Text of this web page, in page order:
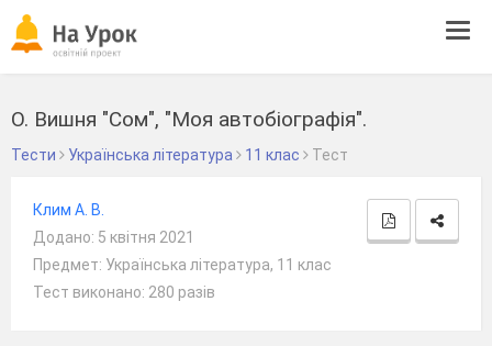
О. Вишня "Сом", "Моя автобіографія".
Тести Українська література 11 клас Тест
Клим А. В.
Додано: 5 квітня 2021
Предмет: Українська література, 11 клас
Тест виконано: 280 разів